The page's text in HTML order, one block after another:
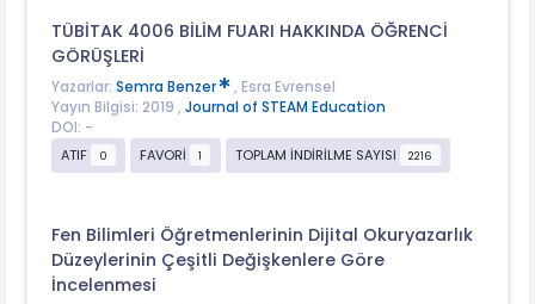
TÜBİTAK 4006 BİLİM FUARI HAKKINDA ÖĞRENCİ
GÖRÜŞLERİ
Yazarlar: Semra Benzer
, Esra Evrensel
Yayın Bilgisi: 2019 , Journal of STEAM Education
DOI: -
ATIF
0 FAVORİ 1 TOPLAM İNDİRİLME SAYISI 2216
Fen Bilimleri Öğretmenlerinin Dijital Okuryazarlık
Düzeylerinin Çeşitli Değişkenlere Göre
İncelenmesi